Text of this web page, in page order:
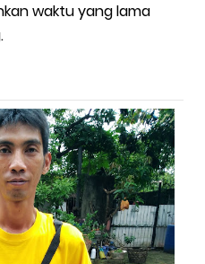
waktu yang lama